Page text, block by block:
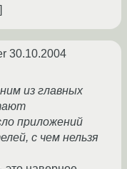
30.10.2004
из главных
приложений
с чем нельзя